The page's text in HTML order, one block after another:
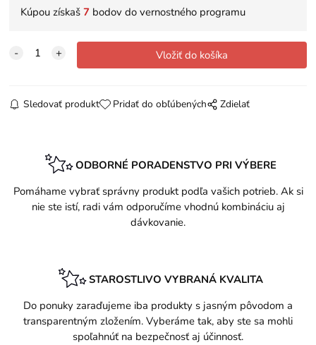
Kúpou získaš7 bodov do vernostného programu
Sledovať produkt Pridať do obľúbených Zdielať
ODBORNÉ PORADENSTVO PRI VÝBERE
Pomáhame vybrať správny produkt podľa vašich potrieb. Ak si
nie ste istí, radi vám odporučíme vhodnú kombináciu aj
dávkovanie.
STAROSTLIVO VYBRANÁ KVALITA
Do ponuky zaraďujeme iba produkty s jasným pôvodom a
transparentným zložením. Vyberáme tak, aby ste sa mohli
spoľahnúť na bezpečnosť aj účinnosť.